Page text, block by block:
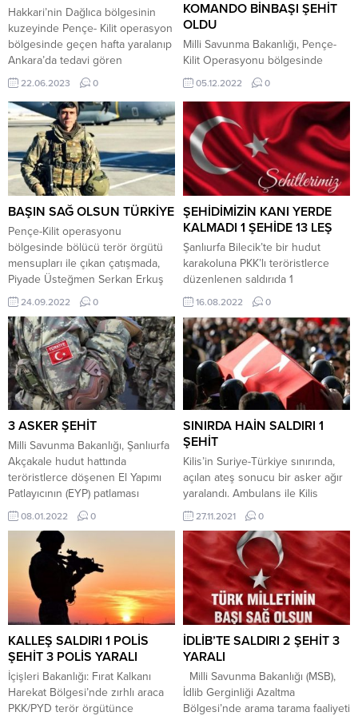
anısına turnuvası düzenliyor.
Gebze Belediyesi’nden yapılan
açıklamada; “Deprem Şehidi
Voleybolcumuz Mehmet...
şehit düştüğü,...
Hakkari’nin Dağlıca bölgesinin
kuzeyinde Pençe- Kilit operasyon
bölgesinde geçen hafta yaralanıp
Ankara’da tedavi gören
Alanya’nın Aliefendi
mahallesinden Uzman Çavuş
Alpay Aras daha fazla hayata
tutunamayarak şehit oldu. Şehit
Uzman Çavuş Alpay Aras’ın
cenazesi vasiyeti üzerine yarın
Alanya’ya getirilecek ve naaşı
saat 11.00’de Demirtaş bölgesi
Aliefendi Mahallesi’nde
düzenlenecek cenaze törenin
ardından...
22.06.2023 0
KOMANDO BİNBAŞI ŞEHİT
OLDU
Milli Savunma Bakanlığı, Pençe-
Kilit Operasyonu bölgesinde
teröristlerce önceden döşenen el
yapımı patlayıcının patlaması
sonucu Piyade Komando Binbaşı
Mehmet Duman’ın şehit olduğunu
bildirdi. Bakanlıktan yapılan
açıklamada, şunlar kaydedildi:
“Pençe-Kilit Operasyonu
bölgesinde, 5 Aralık 2022
tarihinde bölücü terör örgütü
mensupları tarafından önceden
döşenen el yapımı patlayıcının
patlaması sonucu kahraman silah
arkadaşımız Piyade...
05.12.2022 0
BAŞIN SAĞ OLSUN TÜRKİYE
Pençe-Kilit operasyonu
bölgesinde bölücü terör örgütü
mensupları ile çıkan çatışmada,
Piyade Üsteğmen Serkan Erkuş
şehit oldu. Milli Savunma
Bakanlığı, Pençe-Kilit operasyonu
bölgesinde, bölücü terör örgütü
mensupları ile çıkan çatışmada,
Piyade Üsteğmen Serkan
Erkuş’un şehit olduğunu
duyurdu. Açıklamada, “Bizleri
derin bir acı ve üzüntüye boğan
bu olayda, hayatını kaybeden aziz
şehidimize...
24.09.2022 0
ŞEHİDİMİZİN KANI YERDE
KALMADI 1 ŞEHİDE 13 LEŞ
Şanlıurfa Bilecik’te bir hudut
karakoluna PKK’lı teröristlerce
düzenlenen saldırıda 1
askerimizin şehit oldu, 4
askerimiz ise yaralandı. Milli
Savunma Bakanlığı saldırının
ardından belirlenen hedeflerin
vurulduğunu, 13 teröristin
öldürüldüğünü açıkladı. MSB:
Birecik/Şanlıurfa hududunda, 16
Ağustos 2022 tarihinde,
teröristlerce yapılan havan tacizi
sonucunda, kahraman silah
arkadaşımız Top.Uzm.Çvş.
Uğurcan CİRNOOĞLU şehit
olmuş, dört...
16.08.2022 0
3 ASKER ŞEHİT
Milli Savunma Bakanlığı, Şanlıurfa
Akçakale hudut hattında
teröristlerce döşenen El Yapımı
Patlayıcının (EYP) patlaması
sonucu 3 askerin şehit olduğunu
açıkladı. Bakanlıktan yapılan
açıklamaya göre, Akçakale hudut
hattında, 8 Ocak 2022 tarihinde,
teröristlerce döşenen EYP’nin
patlaması sonucu 3 kahraman
asker şehit oldu. Bakanlık şehit
olan askerlerin isimlerini de
paylaştı: Piyade Teğmen...
08.01.2022 0
SINIRDA HAİN SALDIRI 1
ŞEHİT
Kilis’in Suriye-Türkiye sınırında,
açılan ateş sonucu bir asker ağır
yaralandı. Ambulans ile Kilis
Devlet Hastanesine kaldırılan
piyade uzman çavuş, tüm
çabalara rağmen kurtarılamadı.
27.11.2021 0
KALLEŞ SALDIRI 1 POLİS
ŞEHİT 3 POLİS YARALI
İçişleri Bakanlığı: Fırat Kalkanı
Harekat Bölgesi’nde zırhlı araca
PKK/PYD terör örgütünce
İDLİB’TE SALDIRI 2 ŞEHİT 3
YARALI
Milli Savunma Bakanlığı (MSB),
İdlib Gerginliği Azaltma
Bölgesi’nde arama tarama faaliyeti